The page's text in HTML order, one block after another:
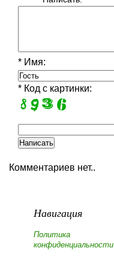
* Имя:
* Код с картинки:
Комментариев нет..
Навигация
Политика
конфиденциальности